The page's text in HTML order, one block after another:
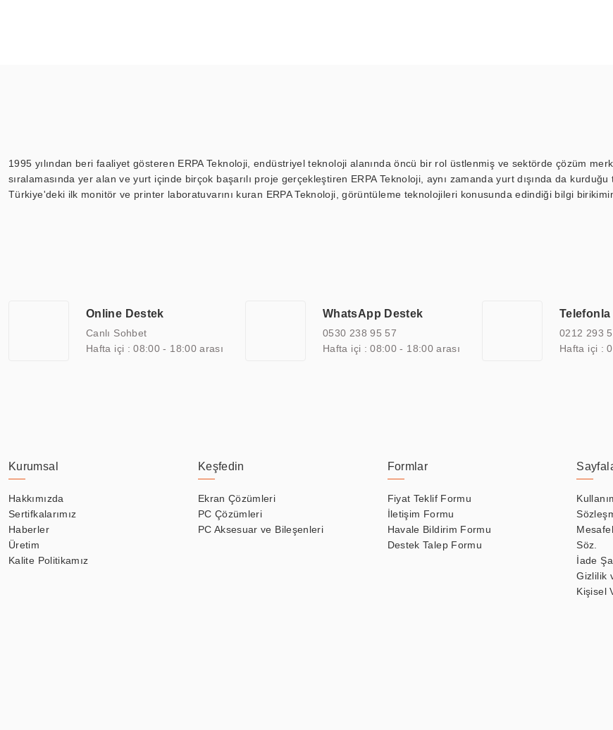
1995 yılından beri faaliyet gösteren ERPA Teknoloji, endüstriyel teknoloji alanında öncü bir rol üstlenmiş ve sektörde çözüm
sıralamasında yer alan ve yurt içinde birçok başarılı proje gerçekleştiren ERPA Teknoloji, aynı zamanda yurt dışında da
Türkiye'deki ilk monitör ve printer laboratuvarını kuran ERPA Teknoloji, görüntüleme teknolojileri konusunda edindiği bilgi
arasında yer almaktadır. ERPA Teknoloji, uluslararası standartlarda kalite belgelerine ve sertifikalara sahip olup, etik değerlere
yılların getirdiği bilgi ve tecrübe ile birleştiren ERPA Teknoloji, özel çözümleri ile iş ortaklarının öne çıkmasına ve sürekli
Online Destek
Canlı Sohbet
Hafta içi : 08:00 - 18:00 arası
WhatsApp Destek
0530 238 95 57
Hafta içi : 08:00 - 18:00 arası
Telefonla
0212 293
Hafta içi :
Kurumsal
Hakkımızda
Sertifkalarımız
Haberler
Üretim
Kalite Politikamız
Keşfedin
Ekran Çözümleri
PC Çözümleri
PC Aksesuar ve Bileşenleri
Formlar
Fiyat Teklif Formu
İletişim Formu
Havale Bildirim Formu
Destek Talep Formu
Söz.
İade
Gizlilik
Kişisel